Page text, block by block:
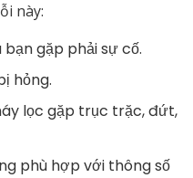
này:
gặp phải sự cố.
hỏng.
lọc gặp trục trặc, đứt,
phù hợp với thông số